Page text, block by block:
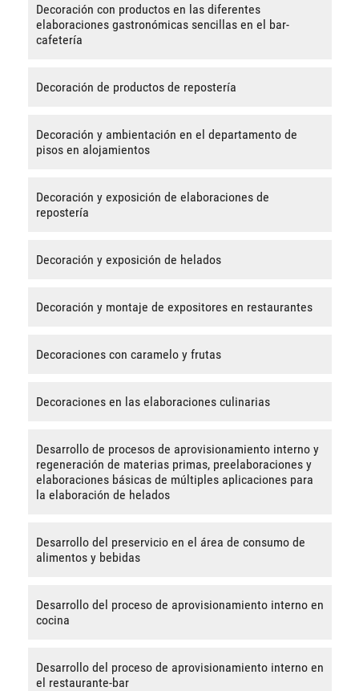
Decoración con productos en las diferentes
elaboraciones gastronómicas sencillas en el bar-
cafetería
Decoración de productos de repostería
Decoración y ambientación en el departamento de
pisos en alojamientos
Decoración y exposición de elaboraciones de
repostería
Decoración y exposición de helados
Decoración y montaje de expositores en restaurantes
Decoraciones con caramelo y frutas
Decoraciones en las elaboraciones culinarias
Desarrollo de procesos de aprovisionamiento interno y
regeneración de materias primas, preelaboraciones y
elaboraciones básicas de múltiples aplicaciones para
la elaboración de helados
Desarrollo del preservicio en el área de consumo de
alimentos y bebidas
Desarrollo del proceso de aprovisionamiento interno en
cocina
Desarrollo del proceso de aprovisionamiento interno en
el restaurante-bar